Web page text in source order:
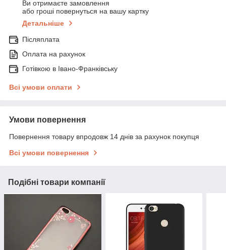
Ви отримаєте замовлення
або гроші повернуться на вашу картку
Детальніше
Післяплата
Оплата на рахунок
Готівкою в Івано-Франківську
Всі умови оплати
Умови повернення
Повернення товару впродовж 14 днів за рахунок покупця
Всі умови повернення
Подібні товари компанії